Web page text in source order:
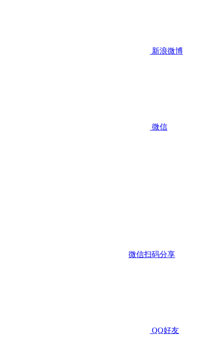
新浪微博
微信
微信扫码分享
QQ好友